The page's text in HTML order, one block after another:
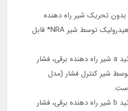
بدون تحریک شیر راه دهنده
برقی، فشار سیستم هیدرولیک توسط شیر NRA* قابل
2- با تحریک سولنوئید a شیر راه دهنده برقی، فشار
شیر کنترل فشار (مدل
3- با تحریک سولنوئید b شیر راه دهنده برقی، فشار